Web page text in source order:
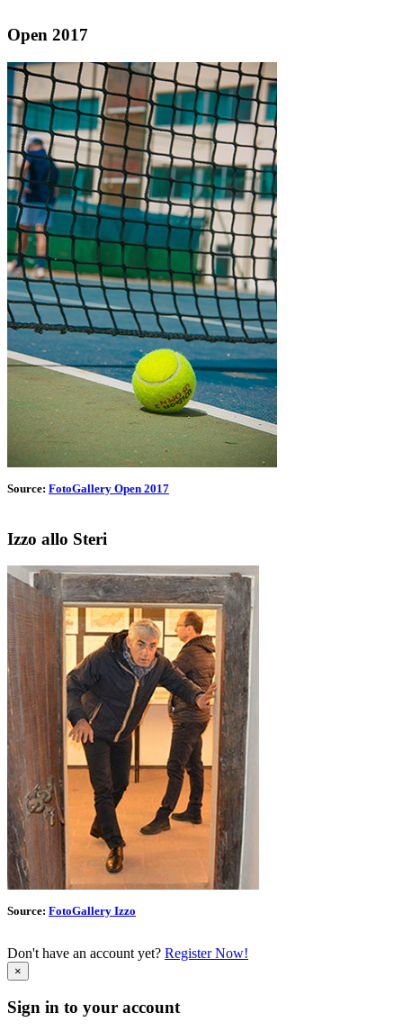
Open 2017
Source: FotoGallery Open 2017
Izzo allo Steri
Source: FotoGallery Izzo
Don't have an account yet? Register Now!
×
Sign in to your account